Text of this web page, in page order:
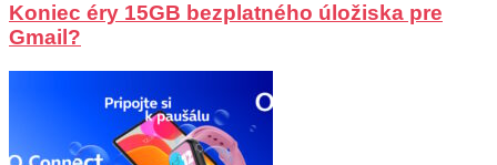
Koniec éry 15GB bezplatného úložiska pre
Gmail?